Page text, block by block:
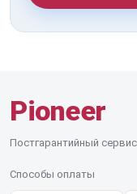
Pioneer
Постгарантийный
Способы оплаты